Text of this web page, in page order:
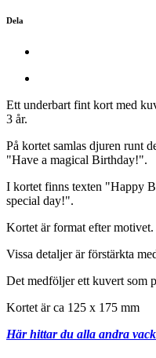
Dela
Ett underbart fint kort med
3 år.
På kortet samlas djuren runt
"Have a magical Birthday!".
I kortet finns texten "Happy
special day!".
Kortet är format efter motivet.
Vissa detaljer är förstärkta
Det medföljer ett kuvert som
Kortet är ca 125 x 175 mm
Här hittar du alla andra